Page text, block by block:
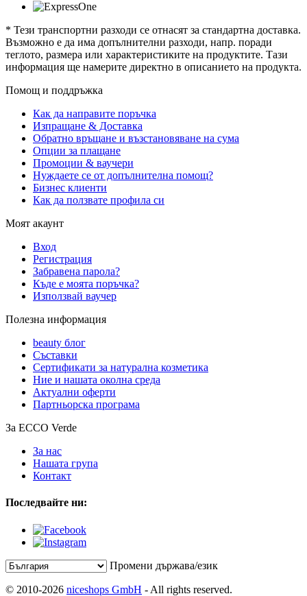
* Тези транспортни разходи се отнасят за стандартна доставка.
Възможно е да има допълнителни разходи, напр. поради
теглото, размера или характеристиките на продуктите. Тази
информация ще намерите директно в описанието на продукта.
Помощ и поддръжка
Как да направите поръчка
Изпращане & Доставка
Обратно връщане и възстановяване на сума
Опции за плащане
Промоции & ваучери
Нуждаете се от допълнителна помощ?
Бизнес клиенти
Как да ползвате профила си
Моят акаунт
Вход
Регистрация
Забравена парола?
Къде е моята поръчка?
Използвай ваучер
Полезна информация
beauty блог
Съставки
Сертификати за натурална козметика
Ние и нашата околна среда
Актуални оферти
Партньорска програма
За ECCO Verde
За нас
Нашата група
Контакт
Последвайте ни:
Промени държава/език
© 2010-2026 niceshops GmbH - All rights reserved.